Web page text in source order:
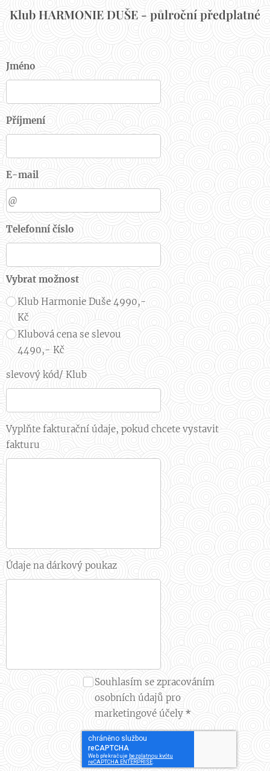
Klub HARMONIE DUŠE - půlroční předplatné
Jméno
Příjmení
E-mail
Telefonní číslo
Vybrat možnost
Klub Harmonie Duše 4990,-
Kč
Klubová cena se slevou
4490,- Kč
slevový kód/ Klub
Vyplňte fakturační údaje, pokud chcete vystavit
fakturu
Údaje na dárkový poukaz
Souhlasím se zpracováním
osobních údajů pro
marketingové účely